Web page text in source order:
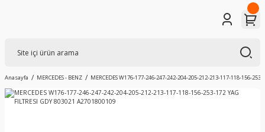
Anasayfa MERCEDES - BENZ MERCEDES W176-177-246-247-242-204-205-212-213-117-118-156-